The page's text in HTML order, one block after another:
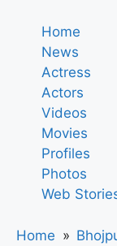
Home
News
Actress
Actors
Videos
Movies
Profiles
Photos
Web
Home »